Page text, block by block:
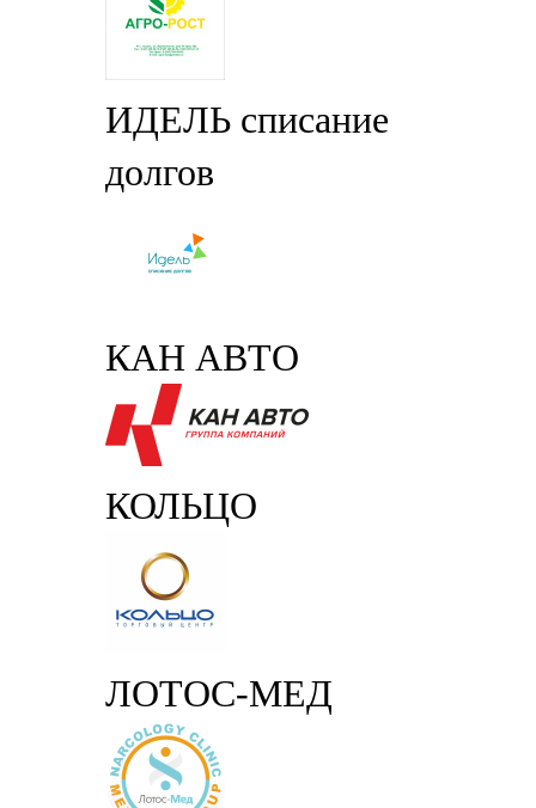
ИДЕЛЬ списание
долгов
КАН АВТО
КОЛЬЦО
ЛОТОС-МЕД